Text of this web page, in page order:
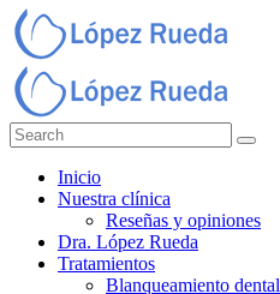
Inicio
Nuestra clínica
Reseñas y opiniones
Dra. López Rueda
Tratamientos
Blanqueamiento dental